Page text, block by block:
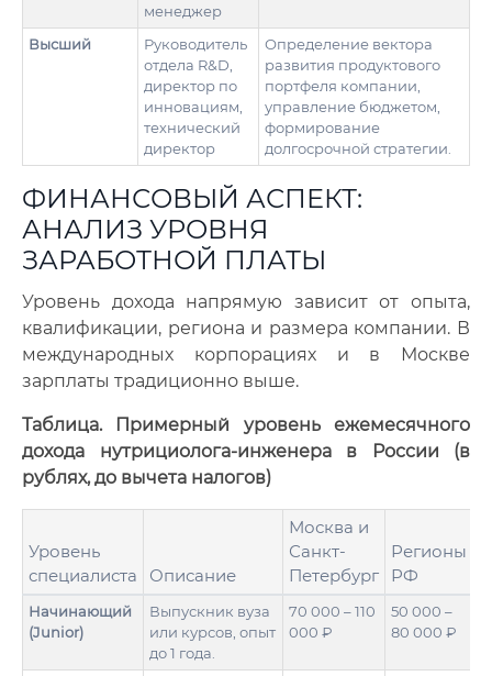
менеджер
Высший
Руководитель
отдела R&D,
директор по
инновациям,
технический
директор
Определение вектора
развития продуктового
портфеля компании,
управление бюджетом,
формирование
долгосрочной стратегии.
ФИНАНСОВЫЙ АСПЕКТ:
АНАЛИЗ УРОВНЯ
ЗАРАБОТНОЙ ПЛАТЫ
Уровень дохода напрямую зависит от опыта,
квалификации, региона и размера компании. В
международных корпорациях и в Москве
зарплаты традиционно выше.
Таблица. Примерный уровень ежемесячного
дохода нутрициолога-инженера в России (в
рублях, до вычета налогов)
Уровень
специалиста
Описание
Москва и
Санкт-
Петербург
Регионы
РФ
Начинающий
(Junior)
Выпускник вуза
или курсов, опыт
до 1 года.
70 000 – 110
000 ₽
50 000 –
80 000 ₽